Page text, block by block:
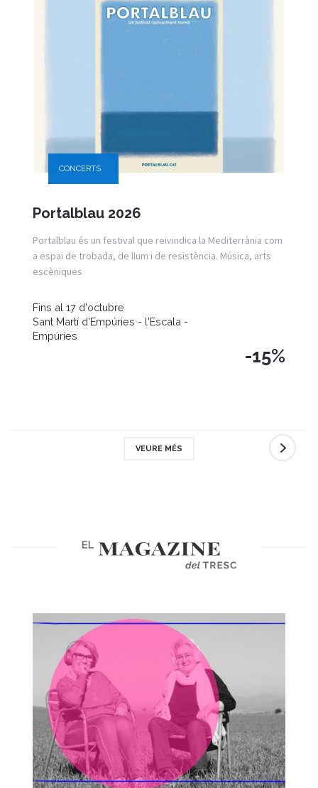
CONCERTS
Portalblau 2026
Portalblau és un festival que reivindica la Mediterrània com
a espai de trobada, de llum i de resistència. Música, arts
escèniques
Fins al 17 d'octubre
Sant Martí d'Empúries - l'Escala -
Empúries
-15%
VEURE MÉS